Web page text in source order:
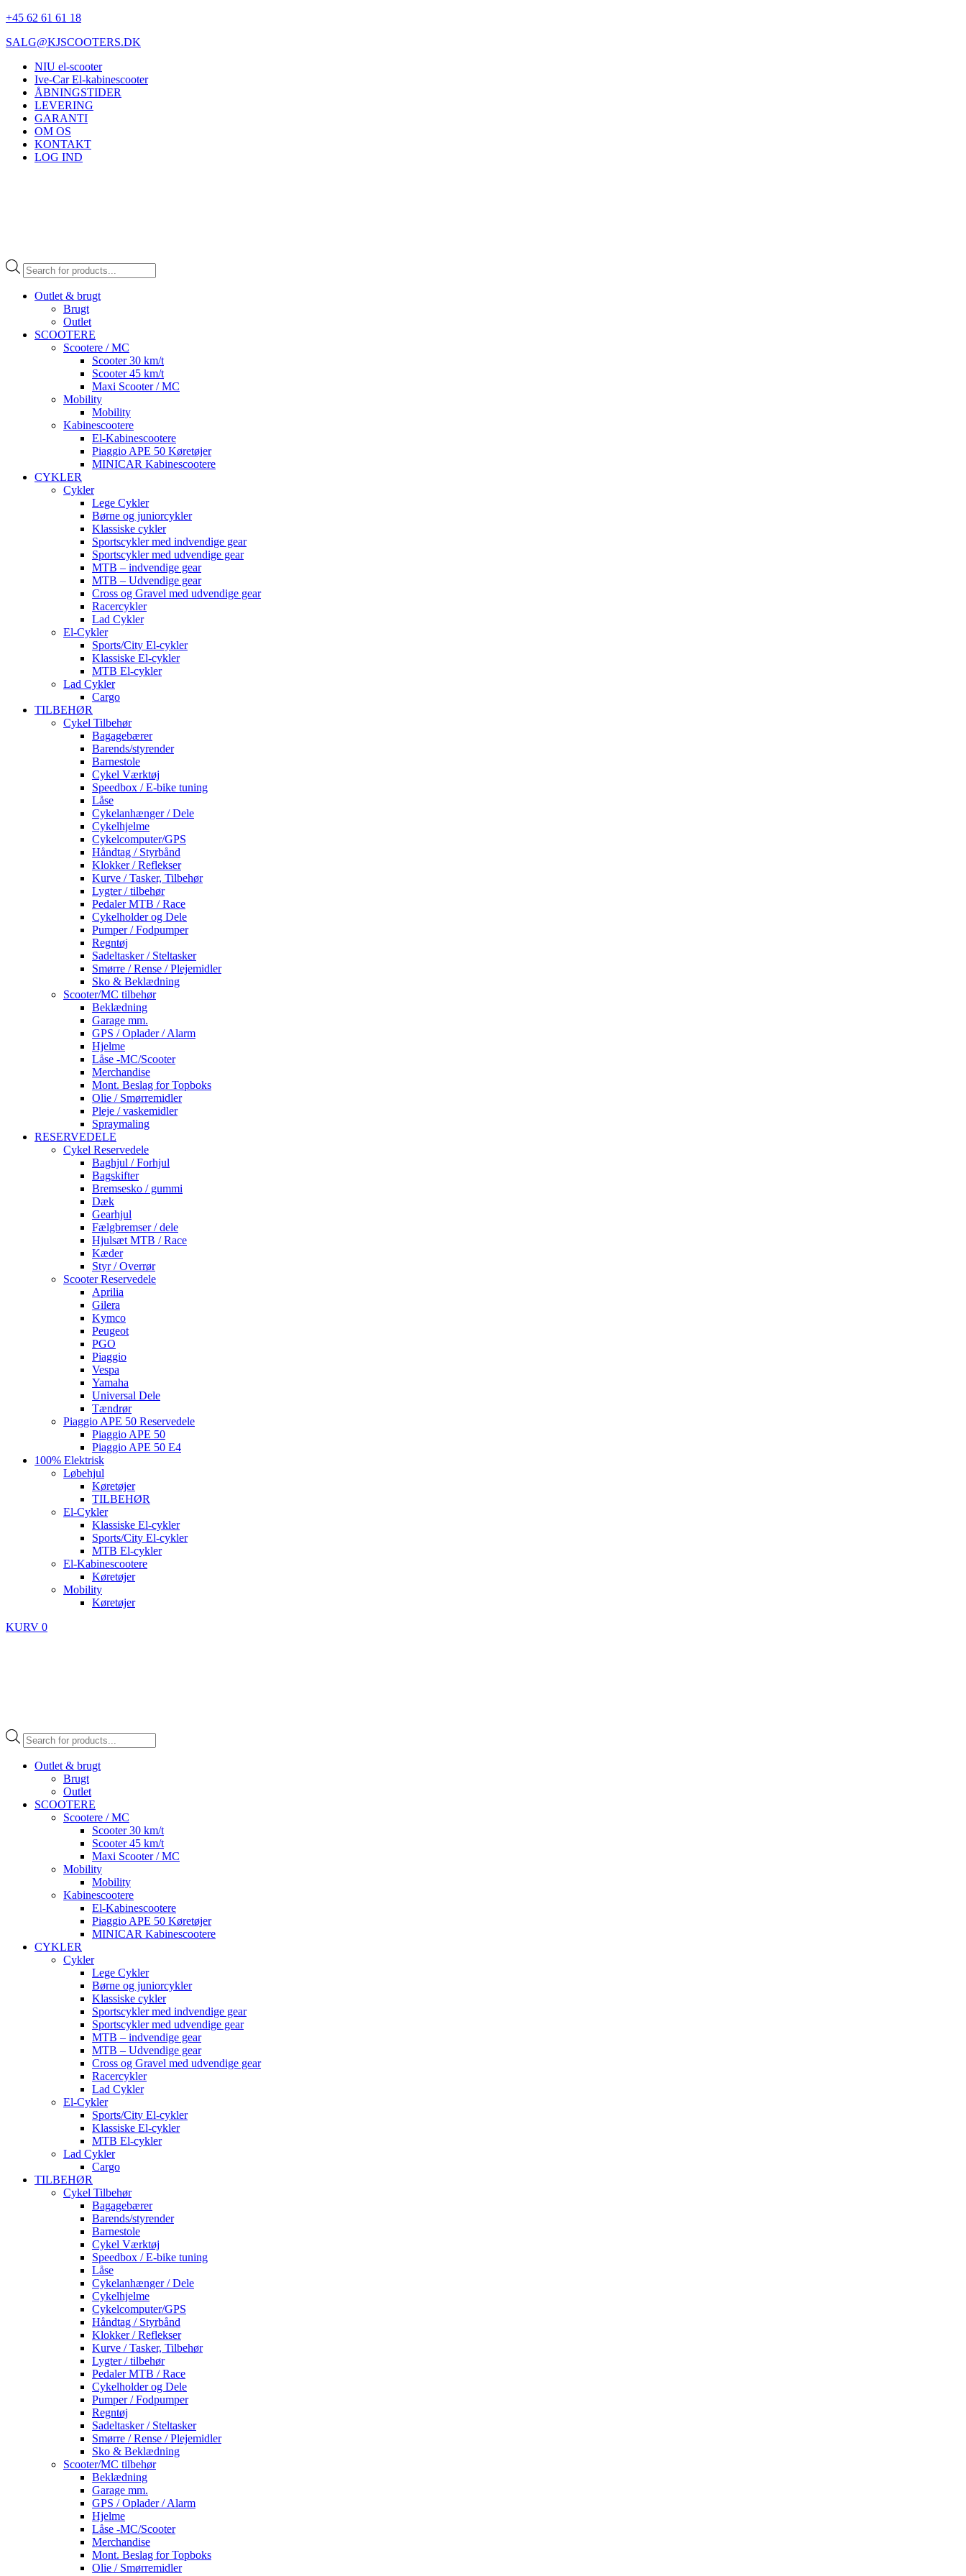
+45 62 61 61 18
SALG@KJSCOOTERS.DK
NIU el-scooter
Ive-Car El-kabinescooter
ÅBNINGSTIDER
LEVERING
GARANTI
OM OS
KONTAKT
LOG IND
Products
search
Outlet & brugt
Brugt
Outlet
SCOOTERE
Scootere / MC
Scooter 30 km/t
Scooter 45 km/t
Maxi Scooter / MC
Mobility
Mobility
Kabinescootere
El-Kabinescootere
Piaggio APE 50 Køretøjer
MINICAR Kabinescootere
CYKLER
Cykler
Lege Cykler
Børne og juniorcykler
Klassiske cykler
Sportscykler med indvendige gear
Sportscykler med udvendige gear
MTB – indvendige gear
MTB – Udvendige gear
Cross og Gravel med udvendige gear
Racercykler
Lad Cykler
El-Cykler
Sports/City El-cykler
Klassiske El-cykler
MTB El-cykler
Lad Cykler
Cargo
TILBEHØR
Cykel Tilbehør
Bagagebærer
Barends/styrender
Barnestole
Cykel Værktøj
Speedbox / E-bike tuning
Låse
Cykelanhænger / Dele
Cykelhjelme
Cykelcomputer/GPS
Håndtag / Styrbånd
Klokker / Reflekser
Kurve / Tasker, Tilbehør
Lygter / tilbehør
Pedaler MTB / Race
Cykelholder og Dele
Pumper / Fodpumper
Regntøj
Sadeltasker / Steltasker
Smørre / Rense / Plejemidler
Sko & Beklædning
Scooter/MC tilbehør
Beklædning
Garage mm.
GPS / Oplader / Alarm
Hjelme
Låse -MC/Scooter
Merchandise
Mont. Beslag for Topboks
Olie / Smørremidler
Pleje / vaskemidler
Spraymaling
RESERVEDELE
Cykel Reservedele
Baghjul / Forhjul
Bagskifter
Bremsesko / gummi
Dæk
Gearhjul
Fælgbremser / dele
Hjulsæt MTB / Race
Kæder
Styr / Overrør
Scooter Reservedele
Aprilia
Gilera
Kymco
Peugeot
PGO
Piaggio
Vespa
Yamaha
Universal Dele
Tændrør
Piaggio APE 50 Reservedele
Piaggio APE 50
Piaggio APE 50 E4
100% Elektrisk
Løbehjul
Køretøjer
TILBEHØR
El-Cykler
Klassiske El-cykler
Sports/City El-cykler
MTB El-cykler
El-Kabinescootere
Køretøjer
Mobility
Køretøjer
KURV 0
Products
search
Outlet & brugt
Brugt
Outlet
SCOOTERE
Scootere / MC
Scooter 30 km/t
Scooter 45 km/t
Maxi Scooter / MC
Mobility
Mobility
Kabinescootere
El-Kabinescootere
Piaggio APE 50 Køretøjer
MINICAR Kabinescootere
CYKLER
Cykler
Lege Cykler
Børne og juniorcykler
Klassiske cykler
Sportscykler med indvendige gear
Sportscykler med udvendige gear
MTB – indvendige gear
MTB – Udvendige gear
Cross og Gravel med udvendige gear
Racercykler
Lad Cykler
El-Cykler
Sports/City El-cykler
Klassiske El-cykler
MTB El-cykler
Lad Cykler
Cargo
TILBEHØR
Cykel Tilbehør
Bagagebærer
Barends/styrender
Barnestole
Cykel Værktøj
Speedbox / E-bike tuning
Låse
Cykelanhænger / Dele
Cykelhjelme
Cykelcomputer/GPS
Håndtag / Styrbånd
Klokker / Reflekser
Kurve / Tasker, Tilbehør
Lygter / tilbehør
Pedaler MTB / Race
Cykelholder og Dele
Pumper / Fodpumper
Regntøj
Sadeltasker / Steltasker
Smørre / Rense / Plejemidler
Sko & Beklædning
Scooter/MC tilbehør
Beklædning
Garage mm.
GPS / Oplader / Alarm
Hjelme
Låse -MC/Scooter
Merchandise
Mont. Beslag for Topboks
Olie / Smørremidler